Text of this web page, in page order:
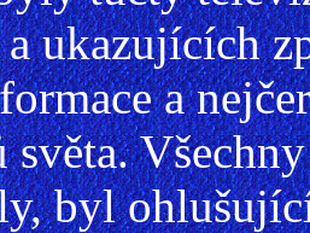
ukazujících
a
světa.
byl